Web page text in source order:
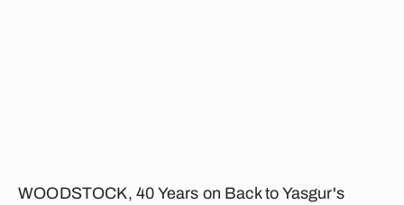
WOODSTOCK, 40 Years on Back to Yasgur's